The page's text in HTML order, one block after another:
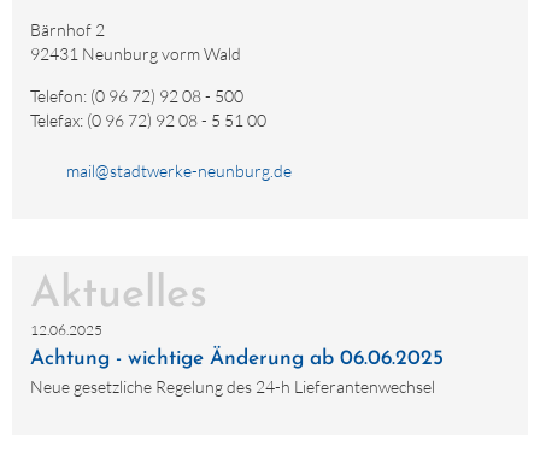
Bärnhof 2
92431 Neunburg vorm Wald
Telefon: (0 96 72) 92 08 - 500
Telefax: (0 96 72) 92 08 - 5 51 00
mail@stadtwerke-neunburg.de
Aktuelles
12.06.2025
Achtung - wichtige Änderung ab 06.06.2025
Neue gesetzliche Regelung des 24-h Lieferantenwechsel